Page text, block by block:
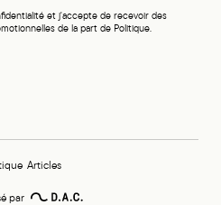
et j'accepte de recevoir des
de la part de Politique.
Articles
par